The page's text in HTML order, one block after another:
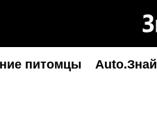
питомцы Auto.Знай